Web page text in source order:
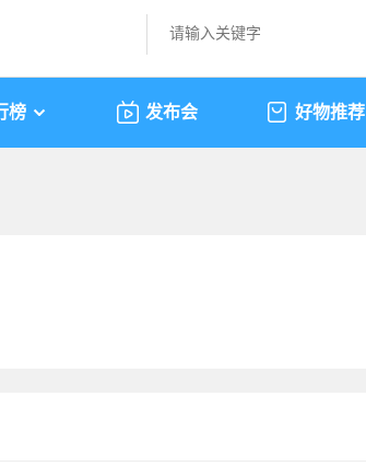
榜 发布会 好物推荐